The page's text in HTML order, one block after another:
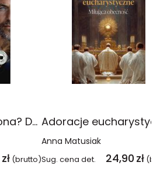
Gdzie jest moja żona? Duże Litery
zł (brutto)
Anna Matusiak
Sug. cena det. 24,90 zł